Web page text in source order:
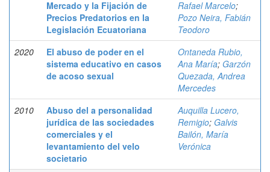
Mercado y la Fijación de
Precios Predatorios en la
Legislación Ecuatoriana
Rafael Marcelo;
Pozo Neira, Fabián
Teodoro
2020
El abuso de poder en el
sistema educativo en casos
de acoso sexual
Ontaneda Rubio,
Ana María; Garzón
Quezada, Andrea
Mercedes
2010
Abuso del a personalidad
jurídica de las sociedades
comerciales y el
levantamiento del velo
societario
Auquilla Lucero,
Remigio; Galvis
Bailón, María
Verónica